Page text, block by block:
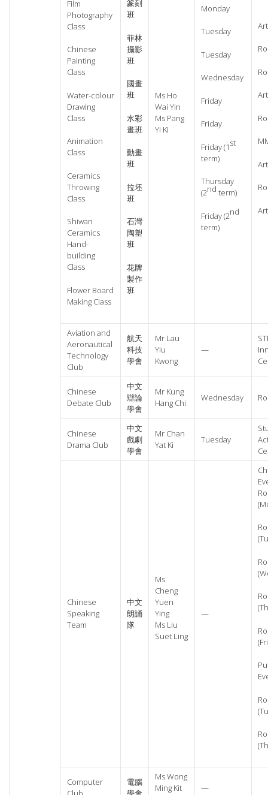
Film
Photography
Class
Chinese
Painting
Class
Water-colour
Drawing
Class
Animation
Class
Ceramics
Throwing
Class
Shiwan
Ceramics
Hand-
building
Class
Flower Board
Making Class
篆刻
班
菲林
攝影
班
國畫
班
水彩
畫班
動畫
班
拉坯
班
石灣
陶塑
班
花牌
製作
班
Ms Ho
Wai Yin
Ms Pang
Yi Ki
Monday
Tuesday
Tuesday
Wednesday
Friday
Friday
Friday (1st
term)
Thursday
(2nd term)
Friday (2nd
term)
Aviation and
Aeronautical
Technology
Club
航天
科技
學會
Mr Lau
Yiu
Kwong
—
Chinese
Debate Club
中文
辯論
學會
Mr Kung
Hang Chi
Wednesday
Chinese
Drama Club
中文
戲劇
學會
Mr Chan
Yat Ki
Tuesday
Chinese
Speaking
Team
中文
朗誦
隊
Ms
Cheng
Yuen
Ying
Ms Liu
Suet Ling
—
Computer
電腦
Ms Wong
Ming Kit
—